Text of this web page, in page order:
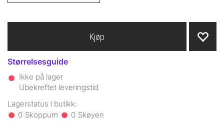
Størrelsesguide
Ikke på lager
Ubekreftet leveringstid
0 0
Kjøp